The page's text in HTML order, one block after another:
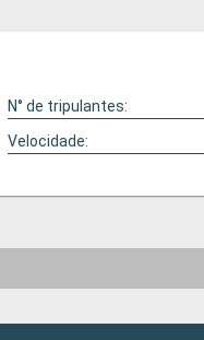
N° de tripulantes:
Velocidade: